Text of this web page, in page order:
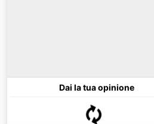
Dai la tua opinione